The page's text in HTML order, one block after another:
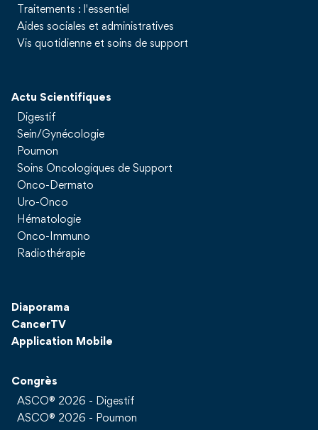
Traitements : l'essentiel
Aides sociales et administratives
Vis quotidienne et soins de support
Actu Scientifiques
Digestif
Sein/Gynécologie
Poumon
Soins Oncologiques de Support
Onco-Dermato
Uro-Onco
Hématologie
Onco-Immuno
Radiothérapie
Diaporama
CancerTV
Application Mobile
Congrès
ASCO® 2026 - Digestif
ASCO® 2026 - Poumon